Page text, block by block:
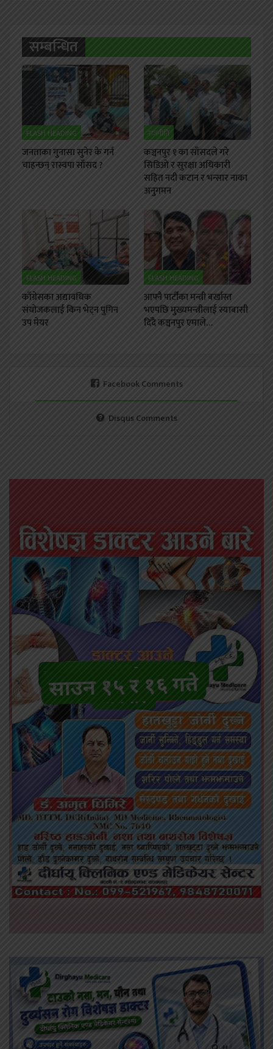
सम्बन्धित
FLASH HEADING
जनताका गुनासा सुनेर के गर्न
चाहन्छन् रास्वपा साँसद ?
राजनीति
कञ्चनपुर १ का साँसदले गरे
सिडिओ र सुरक्षा अधिकारी
सहित नदी कटान र भन्सार नाका
अनुगमन
FLASH HEADING
काँग्रेसका अद्यावधिक
संयोजकलाई किन भेट्न पुगिन
उप मेयर
FLASH HEADING
आफ्नै पार्टीका मन्त्री बर्खास्त
भएपछि मुख्यमन्त्रीलाई स्याबासी
दिँदै कञ्चनपुर एमाले…
Facebook Comments
Disqus Comments